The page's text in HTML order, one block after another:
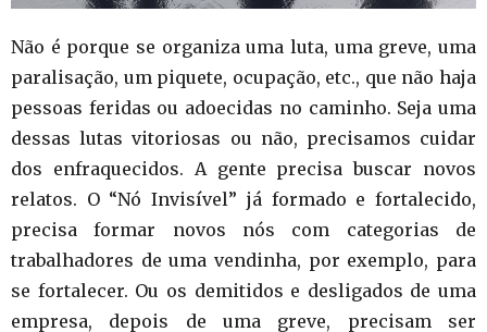
Não é porque se organiza uma luta, uma greve, uma
paralisação, um piquete, ocupação, etc., que não haja
pessoas feridas ou adoecidas no caminho. Seja uma
dessas lutas vitoriosas ou não, precisamos cuidar
dos enfraquecidos. A gente precisa buscar novos
relatos. O “Nó Invisível” já formado e fortalecido,
precisa formar novos nós com categorias de
trabalhadores de uma vendinha, por exemplo, para
se fortalecer. Ou os demitidos e desligados de uma
empresa, depois de uma greve, precisam ser